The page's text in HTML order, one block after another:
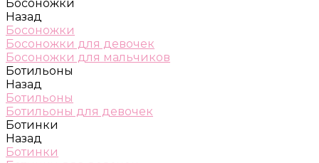
Босоножки
Назад
Босоножки
Босоножки для девочек
Босоножки для мальчиков
Ботильоны
Назад
Ботильоны
Ботильоны для девочек
Ботинки
Назад
Ботинки